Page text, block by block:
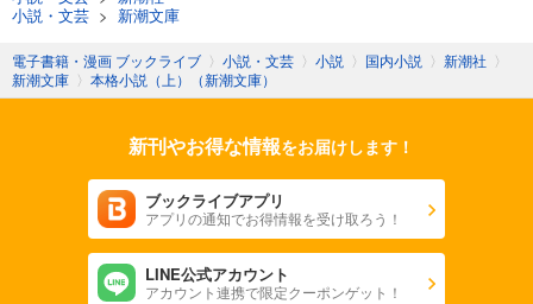
小説・文芸 > 新潮文庫
電子書籍・漫画 ブックライブ 〉 小説・文芸 〉 小説 〉 国内小説 〉 新潮社 〉
新潮文庫 〉 本格小説（上）（新潮文庫）
新刊やお得な情報をお届けします！
ブックライブアプリ
アプリの通知でお得情報を受け取ろう！
LINE公式アカウント
アカウント連携で限定クーポンゲット！